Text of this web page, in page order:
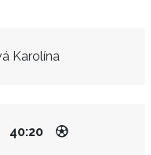
Karolína
40:20